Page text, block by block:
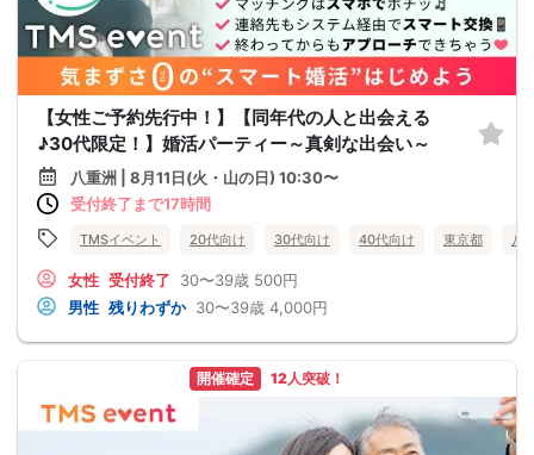
【女性ご予約先行中！】【同年代の人と出会える
♪30代限定！】婚活パーティー～真剣な出会い～
八重洲 | 8月11日(火・山の日) 10:30〜
受付終了まで17時間
TMSイベント 20代向け 30代向け 40代向け 東京都 八
女性 受付終了 30〜39歳 500円
男性 残りわずか 30〜39歳 4,000円
開催確定 12人突破！